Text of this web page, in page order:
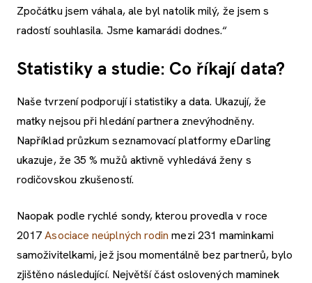
Zpočátku jsem váhala, ale byl natolik milý, že jsem s
radostí souhlasila. Jsme kamarádi dodnes.“
Statistiky a studie: Co říkají data?
Naše tvrzení podporují i statistiky a data. Ukazují, že
matky nejsou při hledání partnera znevýhodněny.
Například průzkum seznamovací platformy eDarling
ukazuje, že 35 % mužů aktivně vyhledává ženy s
rodičovskou zkušeností.
Naopak podle rychlé sondy, kterou provedla v roce
2017Asociace neúplných rodin mezi 231 maminkami
samoživitelkami, jež jsou momentálně bez partnerů, bylo
zjištěno následující. Největší část oslovených maminek